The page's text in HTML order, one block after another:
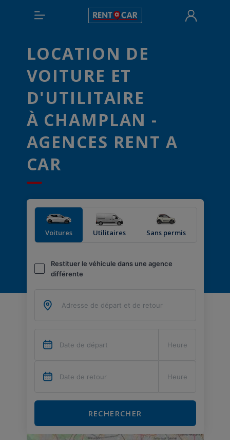
LOCATION DE
VOITURE ET
D'UTILITAIRE
À CHAMPLAN -
AGENCES RENT A
CAR
Voitures Utilitaires Sans permis
Restituer le véhicule dans une agence
différente
RECHERCHER